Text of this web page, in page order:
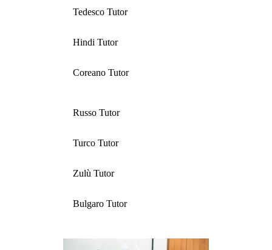
Tedesco Tutor
Hindi Tutor
Coreano Tutor
Russo Tutor
Turco Tutor
Zulù Tutor
Bulgaro Tutor